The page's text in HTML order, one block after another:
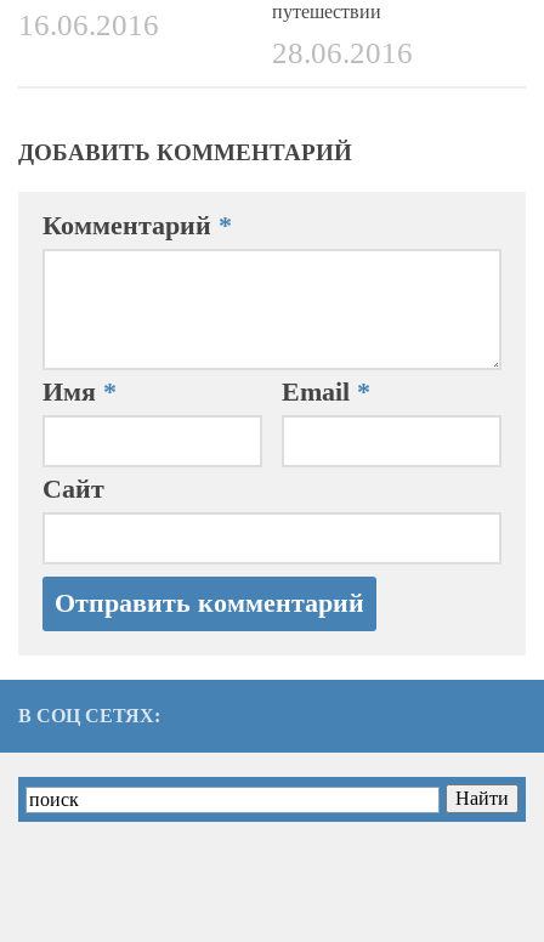
16.06.2016
путешествии
28.06.2016
ДОБАВИТЬ КОММЕНТАРИЙ
Комментарий *
Имя * Email *
Сайт
В СОЦ СЕТЯХ: